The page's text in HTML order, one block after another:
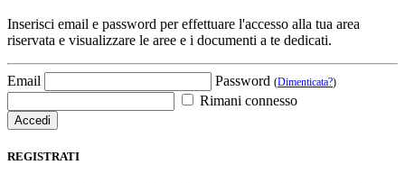
Inserisci email e password per effettuare l'accesso alla tua area
riservata e visualizzare le aree e i documenti a te dedicati.
Email Password (Dimenticata?)
Rimani connesso
REGISTRATI